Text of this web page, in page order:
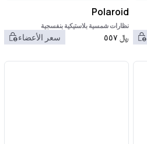
Polaroid
نظارات شمسية بلاستيكية بنفسجية
﷼ ٥٥٧ سعر الأعضاء